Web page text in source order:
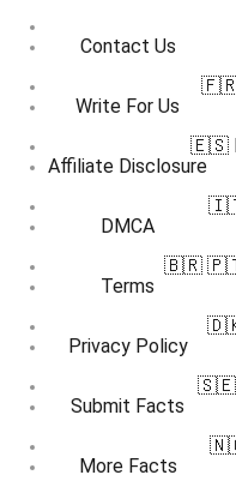
Contact Us
Write For Us
Affiliate Disclosure
DMCA
Terms
Privacy Policy
Submit Facts
More Facts
🇫🇷
🇪🇸
🇧🇷 🇵🇹
🇩🇰
🇸🇪